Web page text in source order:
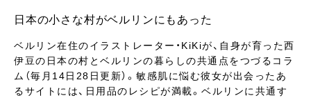
日本の小さな村がベルリンにもあった
ベルリン在住のイラストレーター・KiKiが、自身が育った西
伊豆の日本の村とベルリンの暮らしの共通点をつづるコラ
ム（毎月14日28日更新）。敏感肌に悩む彼女が出会ったあ
るサイトには、日用品のレシピが満載。ベルリンに共通す